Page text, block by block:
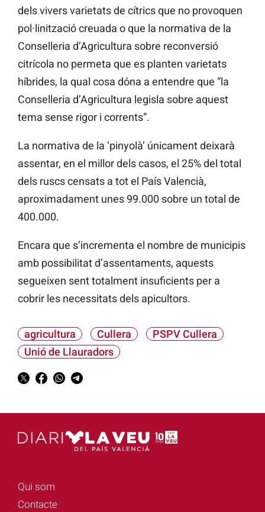
dels vivers varietats de cítrics que no provoquen
pol·linització creuada o que la normativa de la
Conselleria d’Agricultura sobre reconversió
citrícola no permeta que es planten varietats
híbrides, la qual cosa dóna a entendre que “la
Conselleria d’Agricultura legisla sobre aquest
tema sense rigor i corrents”.
La normativa de la ‘pinyolà’ únicament deixarà
assentar, en el millor dels casos, el 25% del total
dels ruscs censats a tot el País Valencià,
aproximadament unes 99.000 sobre un total de
400.000.
Encara que s’incrementa el nombre de municipis
amb possibilitat d’assentaments, aquests
segueixen sent totalment insuficients per a
cobrir les necessitats dels apicultors.
agricultura Cullera
PSPV Cullera
Unió de Llauradors
Qui som
Contacte